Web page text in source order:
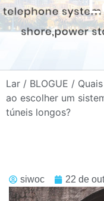
Lar / BLOGUE /
ao escolher um
túneis longos?
siwoc 22 de